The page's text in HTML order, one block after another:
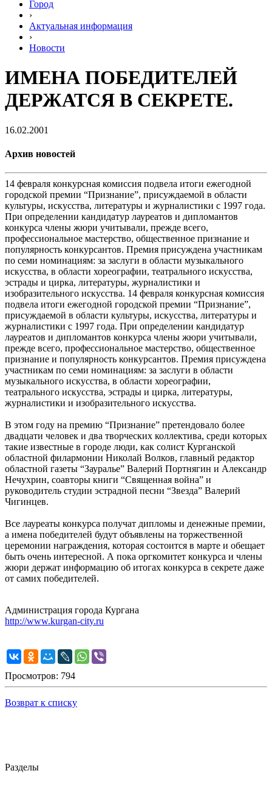
Город
›
Актуальная информация
›
Новости
ИМЕНА ПОБЕДИТЕЛЕЙ
ДЕРЖАТСЯ В СЕКРЕТЕ.
16.02.2001
Архив новостей
14 февраля конкурсная комиссия подвела итоги ежегодной
городской премии “Признание”, присуждаемой в области
культуры, искусства, литературы и журналистики с 1997 года.
При определении кандидатур лауреатов и дипломантов
конкурса члены жюри учитывали, прежде всего,
профессиональное мастерство, общественное признание и
популярность конкурсантов. Премия присуждена участникам
по семи номинациям: за заслуги в области музыкального
искусства, в области хореографии, театрального искусства,
эстрады и цирка, литературы, журналистики и
изобразительного искусства. 14 февраля конкурсная комиссия
подвела итоги ежегодной городской премии “Признание”,
присуждаемой в области культуры, искусства, литературы и
журналистики с 1997 года. При определении кандидатур
лауреатов и дипломантов конкурса члены жюри учитывали,
прежде всего, профессиональное мастерство, общественное
признание и популярность конкурсантов. Премия присуждена
участникам по семи номинациям: за заслуги в области
музыкального искусства, в области хореографии,
театрального искусства, эстрады и цирка, литературы,
журналистики и изобразительного искусства.
В этом году на премию “Признание” претендовало более
двадцати человек и два творческих коллектива, среди которых
такие известные в городе люди, как солист Курганской
областной филармонии Николай Волков, главный редактор
областной газеты “Зауралье” Валерий Портнягин и Александр
Нечухрин, соавторы книги “Священная война” и
руководитель студии эстрадной песни “Звезда” Валерий
Чигинцев.
Все лауреаты конкурса получат дипломы и денежные премии,
а имена победителей будут объявлены на торжественной
церемонии награждения, которая состоится в марте и обещает
быть очень интересной. А пока оргкомитет конкурса и члены
жюри держат информацию об итогах конкурса в секрете даже
от самих победителей.
Администрация города Кургана
http://www.kurgan-city.ru
Просмотров: 794
Возврат к списку
Разделы